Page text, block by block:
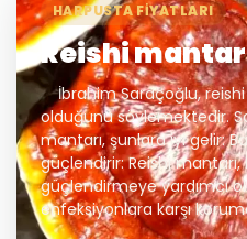
HARPUSTA FIYATLARI
Reishi
İbrahim Saraçoğlu, reishi
olduğunu söylemektedir.
mantarı, şunlara iyi gelir:
güçlendirir: Reishi mantarı,
güçlendirmeye yardımcı
enfeksiyonlara karşı